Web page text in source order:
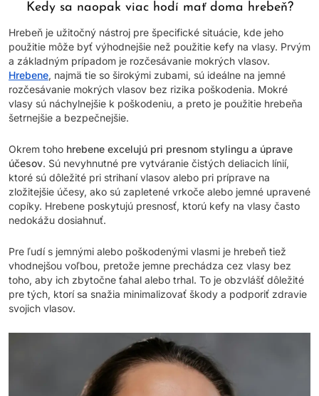
Kedy sa naopak viac hodí mať doma hrebeň?
Hrebeň je užitočný nástroj pre špecifické situácie, kde jeho
použitie môže byť výhodnejšie než použitie kefy na vlasy. Prvým
a základným prípadom je rozčesávanie mokrých vlasov.
Hrebene, najmä tie so širokými zubami, sú ideálne na jemné
rozčesávanie mokrých vlasov bez rizika poškodenia. Mokré
vlasy sú náchylnejšie k poškodeniu, a preto je použitie hrebeňa
šetrnejšie a bezpečnejšie.
Okrem toho hrebene excelujú pri presnom stylingu a úprave
účesov. Sú nevyhnutné pre vytváranie čistých deliacich línií,
ktoré sú dôležité pri strihaní vlasov alebo pri príprave na
zložitejšie účesy, ako sú zapletené vrkoče alebo jemné upravené
copíky. Hrebene poskytujú presnosť, ktorú kefy na vlasy často
nedokážu dosiahnuť.
Pre ľudí s jemnými alebo poškodenými vlasmi je hrebeň tiež
vhodnejšou voľbou, pretože jemne prechádza cez vlasy bez
toho, aby ich zbytočne ťahal alebo trhal. To je obzvlášť dôležité
pre tých, ktorí sa snažia minimalizovať škody a podporiť zdravie
svojich vlasov.